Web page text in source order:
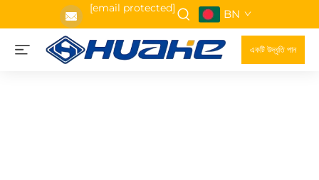
[email protected] BN
একটি উদ্ধৃতি পান